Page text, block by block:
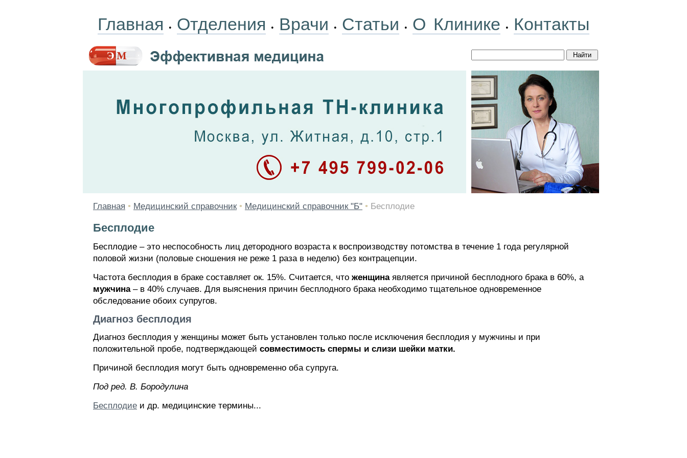
Главная • Отделения • Врачи • Статьи • О Клинике • Контакты
Главная • Медицинский справочник • Медицинский справочник "Б" • Бесплодие
Бесплодие
Бесплодие – это неспособность лиц детородного возраста к воспроизводству потомства в течение 1 года регулярной
половой жизни (половые сношения не реже 1 раза в неделю) без контрацепции.
Частота бесплодия в браке составляет ок. 15%. Считается, что женщинаявляется причиной бесплодного брака в 60%, а
мужчина– в 40% случаев. Для выяснения причин бесплодного брака необходимо тщательное одновременное
обследование обоих супругов.
Диагноз бесплодия
Диагноз бесплодия у женщины может быть установлен только после исключения бесплодия у мужчины и при
положительной пробе, подтверждающей совместимость спермы и слизи шейки матки.
Причиной бесплодия могут быть одновременно оба супруга.
Пoд peд. B. Бopoдyлинa
Бесплодие и др. медицинские термины...